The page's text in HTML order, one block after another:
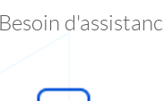
Besoin